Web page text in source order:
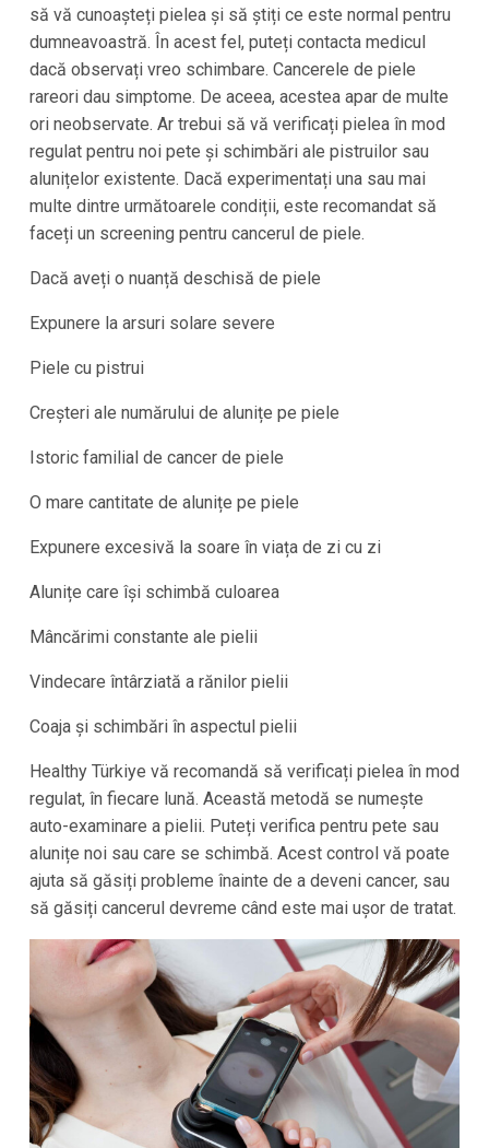
să vă cunoașteți pielea și să știți ce este normal pentru
dumneavoastră. În acest fel, puteți contacta medicul
dacă observați vreo schimbare. Cancerele de piele
rareori dau simptome. De aceea, acestea apar de multe
ori neobservate. Ar trebui să vă verificați pielea în mod
regulat pentru noi pete și schimbări ale pistruilor sau
alunițelor existente. Dacă experimentați una sau mai
multe dintre următoarele condiții, este recomandat să
faceți un screening pentru cancerul de piele.
Dacă aveți o nuanță deschisă de piele
Expunere la arsuri solare severe
Piele cu pistrui
Creșteri ale numărului de alunițe pe piele
Istoric familial de cancer de piele
O mare cantitate de alunițe pe piele
Expunere excesivă la soare în viața de zi cu zi
Alunițe care își schimbă culoarea
Mâncărimi constante ale pielii
Vindecare întârziată a rănilor pielii
Coaja și schimbări în aspectul pielii
Healthy Türkiye vă recomandă să verificați pielea în mod
regulat, în fiecare lună. Această metodă se numește
auto-examinare a pielii. Puteți verifica pentru pete sau
alunițe noi sau care se schimbă. Acest control vă poate
ajuta să găsiți probleme înainte de a deveni cancer, sau
să găsiți cancerul devreme când este mai ușor de tratat.